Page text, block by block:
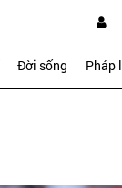
Đời sống Pháp